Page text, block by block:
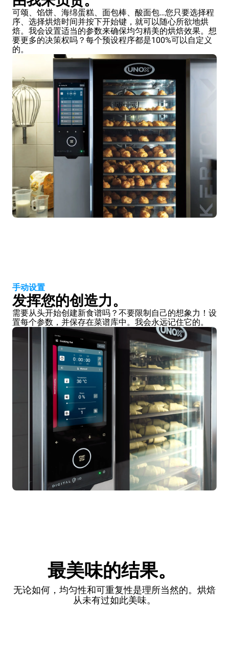
可颂、馅饼、海绵蛋糕、面包棒、酸面包…您只要选择程
序、选择烘焙时间并按下开始键，就可以随心所欲地烘
焙。我会设置适当的参数来确保均匀精美的烘焙效果。想
要更多的决策权吗？每个预设程序都是100%可以自定义
的。
手动设置
发挥您的创造力。
需要从头开始创建新食谱吗？不要限制自己的想象力！设
置每个参数，并保存在菜谱库中。我会永远记住它的。
最美味的结果。
无论如何，均匀性和可重复性是理所当然的。烘焙
从未有过如此美味。